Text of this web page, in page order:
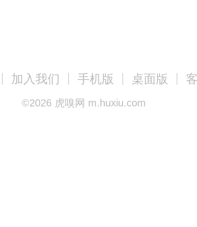
加入我们 手机版 桌面版
©2026 虎嗅网 m.huxiu.com